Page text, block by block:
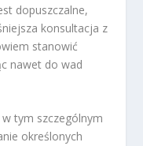
dopuszczalne,
konsultacja z
stanowić
nawet do wad
tym szczególnym
określonych